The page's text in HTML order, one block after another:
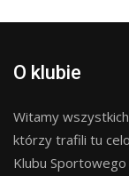
O klubie
Witamy
którzy trafili tu
Klubu